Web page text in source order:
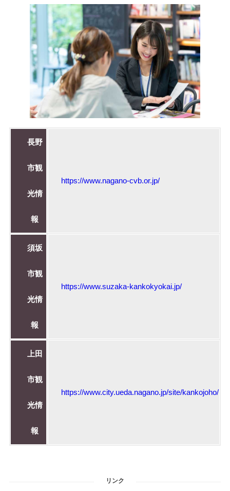
長野
市観
光情
報
https://www.nagano-cvb.or.jp/
須坂
市観
光情
報
https://www.suzaka-kankokyokai.jp/
上田
市観
光情
報
https://www.city.ueda.nagano.jp/site/kankojoho/
リンク